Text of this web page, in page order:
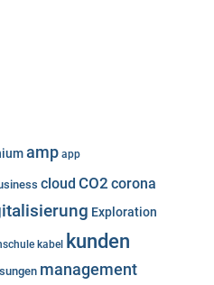
amp app
cloud CO2 corona
Exploration
kabel kunden
management